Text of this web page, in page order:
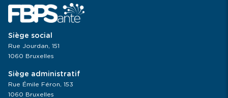
Siège social
Rue Jourdan, 151
1060 Bruxelles
Siège administratif
Rue Émile Féron, 153
1060 Bruxelles